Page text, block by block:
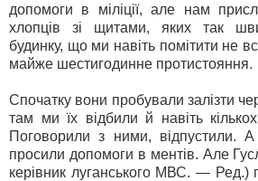
допомоги в міліції, але нам
хлопців зі щитами, яких так
будинку, що ми навіть помітити не
майже шестигодинне протистояння.
Спочатку вони пробували залізти
там ми їх відбили й навіть
Поговорили з ними, відпустили.
просили допомоги в ментів. Але
керівник луганського МВС. — Ред.)